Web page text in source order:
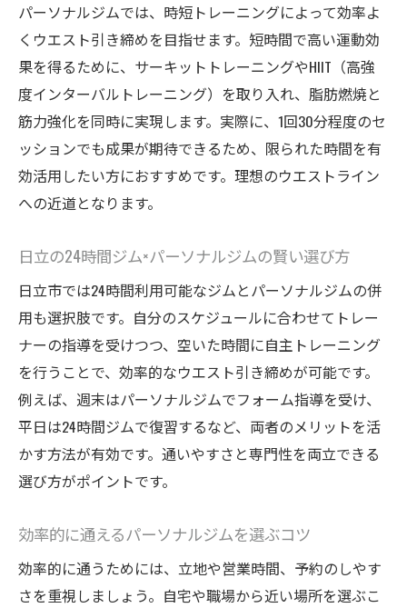
パーソナルジムでは、時短トレーニングによって効率よ
くウエスト引き締めを目指せます。短時間で高い運動効
果を得るために、サーキットトレーニングやHIIT（高強
度インターバルトレーニング）を取り入れ、脂肪燃焼と
筋力強化を同時に実現します。実際に、1回30分程度のセ
ッションでも成果が期待できるため、限られた時間を有
効活用したい方におすすめです。理想のウエストライン
への近道となります。
日立の24時間ジム×パーソナルジムの賢い選び方
日立市では24時間利用可能なジムとパーソナルジムの併
用も選択肢です。自分のスケジュールに合わせてトレー
ナーの指導を受けつつ、空いた時間に自主トレーニング
を行うことで、効率的なウエスト引き締めが可能です。
例えば、週末はパーソナルジムでフォーム指導を受け、
平日は24時間ジムで復習するなど、両者のメリットを活
かす方法が有効です。通いやすさと専門性を両立できる
選び方がポイントです。
効率的に通えるパーソナルジムを選ぶコツ
効率的に通うためには、立地や営業時間、予約のしやす
さを重視しましょう。自宅や職場から近い場所を選ぶこ